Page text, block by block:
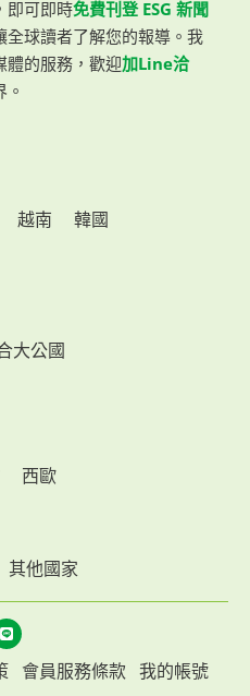
即可即時免費刊登 ESG 新聞
全球讀者了解您的報導。我
體的服務，歡迎加Line洽
越南
韓國
大公國
西歐
其他國家
會員服務條款 我的帳號